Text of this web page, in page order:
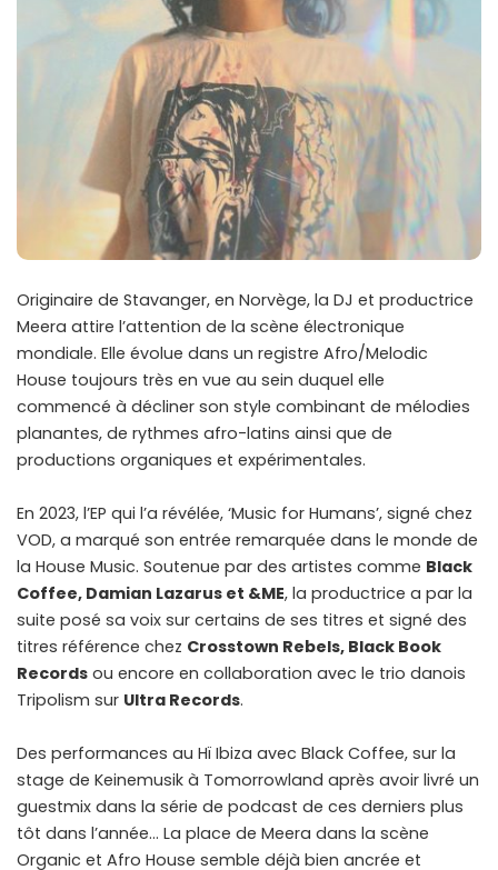
Originaire de Stavanger, en Norvège, la DJ et productrice
Meera attire l’attention de la scène électronique
mondiale. Elle évolue dans un registre Afro/Melodic
House toujours très en vue au sein duquel elle
commencé à décliner son style combinant de mélodies
planantes, de rythmes afro-latins ainsi que de
productions organiques et expérimentales.
En 2023, l’EP qui l’a révélée, ‘Music for Humans’, signé chez
VOD, a marqué son entrée remarquée dans le monde de
la House Music. Soutenue par des artistes comme Black
Coffee, Damian Lazarus et &ME, la productrice a par la
suite posé sa voix sur certains de ses titres et signé des
titres référence chez Crosstown Rebels, Black Book
Records ou encore en collaboration avec le trio danois
Tripolism sur Ultra Records.
Des performances au Hï Ibiza avec Black Coffee, sur la
stage de Keinemusik à Tomorrowland après avoir livré un
guestmix dans la série de podcast de ces derniers plus
tôt dans l’année… La place de Meera dans la scène
Organic et Afro House semble déjà bien ancrée et